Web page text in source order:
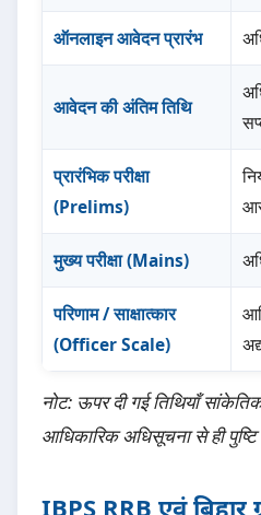
ऑनलाइन आवेदन प्रारंभ
आवेदन की अंतिम तिथि
प्रारंभिक परीक्षा
(Prelims)
मुख्य परीक्षा (Mains)
परिणाम / साक्षात्कार
(Officer Scale)
नोट: ऊपर दी गई तिथियाँ
आधिकारिक अधिसूचना से ही
IBPS RRB एवं बिहार